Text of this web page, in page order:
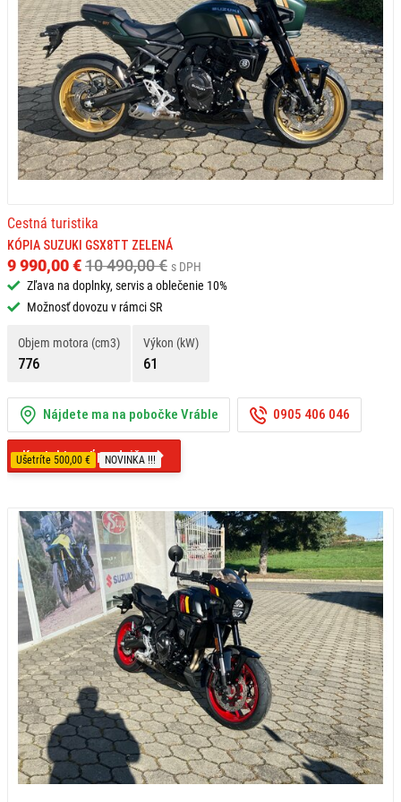
Ušetríte 500,00 € NOVINKA !!!
Cestná turistika
KÓPIA SUZUKI GSX8TT ZELENÁ
10 490,00 €
9 990,00 €
s DPH
Zľava na doplnky, servis a oblečenie 10%
Možnosť dovozu v rámci SR
Objem motora (cm3)
776
Výkon (kW)
61
Nájdete ma na pobočke Vráble 0905 406 046
Kontaktovať predajňu